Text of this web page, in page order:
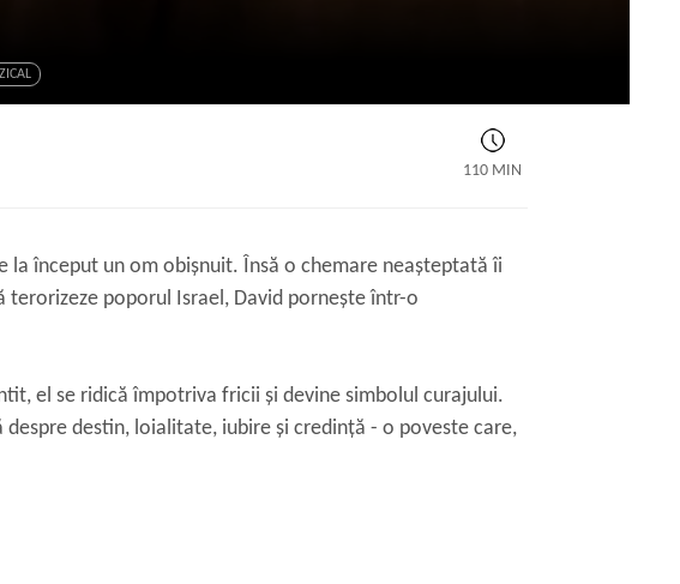
110 MIN
la început un om obișnuit. Însă o chemare neașteptată îi
poporul Israel, David pornește într-o
el se ridică împotriva fricii și devine simbolul curajului.
destin, loialitate, iubire și credință - o poveste care,